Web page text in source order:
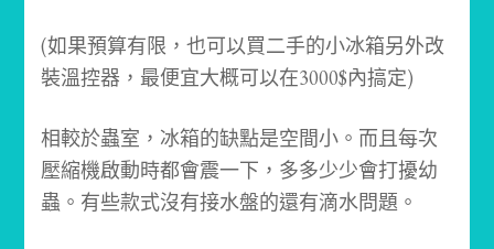
(如果預算有限，也可以買二手的小冰箱另外改
裝溫控器，最便宜大概可以在3000$內搞定)
相較於蟲室，冰箱的缺點是空間小。 而且每次
壓縮機啟動時都會震一下，多多少少會打擾幼
蟲。 有些款式沒有接水盤的還有滴水問題。